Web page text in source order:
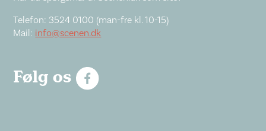
Telefon: 3524 0100 (man-fre kl. 10-15)
Mail: info@scenen.dk
Følg os